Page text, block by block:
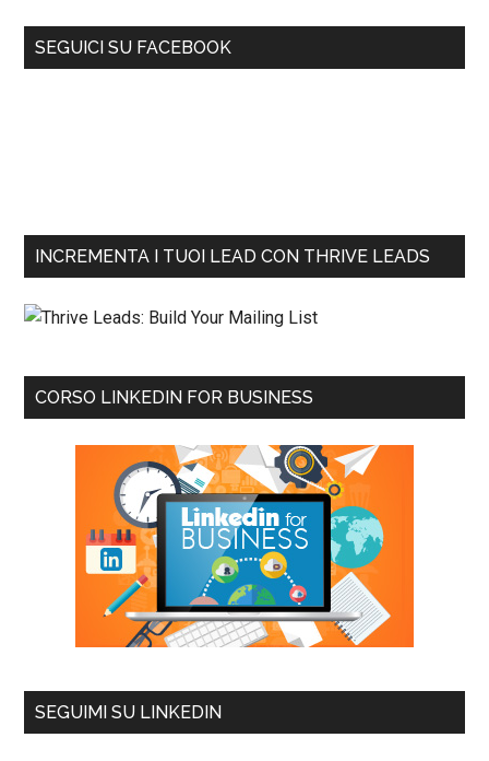
SEGUICI SU FACEBOOK
INCREMENTA I TUOI LEAD CON THRIVE LEADS
CORSO LINKEDIN FOR BUSINESS
SEGUIMI SU LINKEDIN